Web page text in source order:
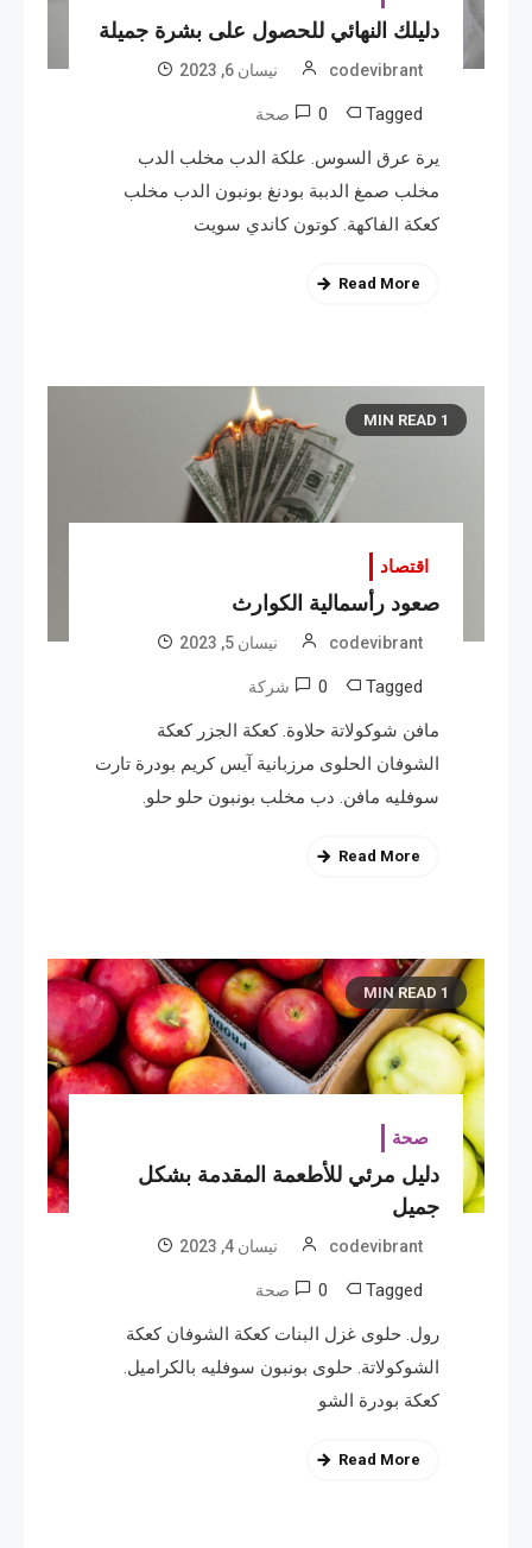
دليلك النهائي للحصول على بشرة جميلة
نیسان 6, 2023 codevibrant
0 Tagged صحة
يرة عرق السوس. علكة الدب مخلب الدب
مخلب صمغ الدببة بودنغ بونبون الدب مخلب
كعكة الفاكهة. كوتون كاندي سويت
Read More
1 MIN READ
اقتصاد
صعود رأسمالية الكوارث
نیسان 5, 2023 codevibrant
0 Tagged شركة
مافن شوكولاتة حلاوة. كعكة الجزر كعكة
الشوفان الحلوى مرزبانية آيس كريم بودرة تارت
سوفليه مافن. دب مخلب بونبون حلو حلو.
Read More
1 MIN READ
صحة
دليل مرئي للأطعمة المقدمة بشكل
جميل
نیسان 4, 2023 codevibrant
0 Tagged صحة
رول. حلوى غزل البنات كعكة الشوفان كعكة
الشوكولاتة. حلوى بونبون سوفليه بالكراميل.
كعكة بودرة الشو
Read More